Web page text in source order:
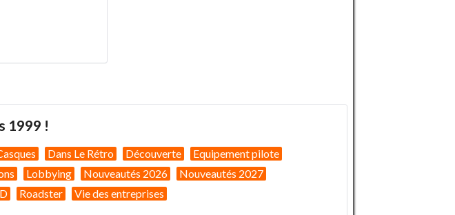
1999 !
Dans Le Rétro Découverte
Equipement pilote
Lobbying Nouveautés 2026
Nouveautés 2027
Roadster Vie des entreprises